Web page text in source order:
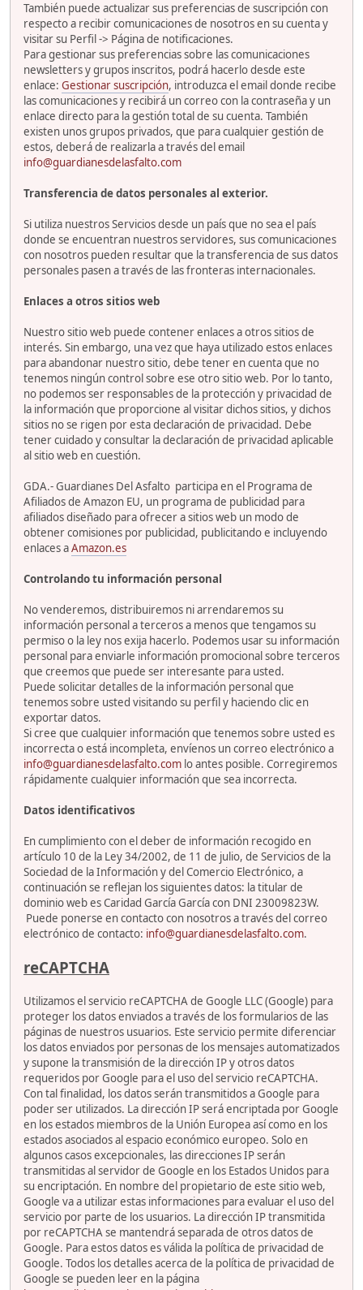
También puede actualizar sus preferencias de suscripción con
respecto a recibir comunicaciones de nosotros en su cuenta y
visitar su Perfil -> Página de notificaciones.
Para gestionar sus preferencias sobre las comunicaciones
newsletters y grupos inscritos, podrá hacerlo desde este
enlace: Gestionar suscripción, introduzca el email donde recibe
las comunicaciones y recibirá un correo con la contraseña y un
enlace directo para la gestión total de su cuenta. También
existen unos grupos privados, que para cualquier gestión de
estos, deberá de realizarla a través del email
info@guardianesdelasfalto.com
Transferencia de datos personales al exterior.
Si utiliza nuestros Servicios desde un país que no sea el país
donde se encuentran nuestros servidores, sus comunicaciones
con nosotros pueden resultar que la transferencia de sus datos
personales pasen a través de las fronteras internacionales.
Enlaces a otros sitios web
Nuestro sitio web puede contener enlaces a otros sitios de
interés. Sin embargo, una vez que haya utilizado estos enlaces
para abandonar nuestro sitio, debe tener en cuenta que no
tenemos ningún control sobre ese otro sitio web. Por lo tanto,
no podemos ser responsables de la protección y privacidad de
la información que proporcione al visitar dichos sitios, y dichos
sitios no se rigen por esta declaración de privacidad. Debe
tener cuidado y consultar la declaración de privacidad aplicable
al sitio web en cuestión.
GDA.- Guardianes Del Asfalto participa en el Programa de
Afiliados de Amazon EU, un programa de publicidad para
afiliados diseñado para ofrecer a sitios web un modo de
obtener comisiones por publicidad, publicitando e incluyendo
enlaces aAmazon.es
Controlando tu información personal
No venderemos, distribuiremos ni arrendaremos su
información personal a terceros a menos que tengamos su
permiso o la ley nos exija hacerlo. Podemos usar su información
personal para enviarle información promocional sobre terceros
que creemos que puede ser interesante para usted.
Puede solicitar detalles de la información personal que
tenemos sobre usted visitando su perfil y haciendo clic en
exportar datos.
Si cree que cualquier información que tenemos sobre usted es
incorrecta o está incompleta, envíenos un correo electrónico a
info@guardianesdelasfalto.com lo antes posible. Corregiremos
rápidamente cualquier información que sea incorrecta.
Datos identificativos
En cumplimiento con el deber de información recogido en
artículo 10 de la Ley 34/2002, de 11 de julio, de Servicios de la
Sociedad de la Información y del Comercio Electrónico, a
continuación se reflejan los siguientes datos: la titular de
dominio web es Caridad García García con DNI 23009823W.
Puede ponerse en contacto con nosotros a través del correo
electrónico de contacto: info@guardianesdelasfalto.com.
reCAPTCHA
Utilizamos el servicio reCAPTCHA de Google LLC (Google) para
proteger los datos enviados a través de los formularios de las
páginas de nuestros usuarios. Este servicio permite diferenciar
los datos enviados por personas de los mensajes automatizados
y supone la transmisión de la dirección IP y otros datos
requeridos por Google para el uso del servicio reCAPTCHA.
Con tal finalidad, los datos serán transmitidos a Google para
poder ser utilizados. La dirección IP será encriptada por Google
en los estados miembros de la Unión Europea así como en los
estados asociados al espacio económico europeo. Solo en
algunos casos excepcionales, las direcciones IP serán
transmitidas al servidor de Google en los Estados Unidos para
su encriptación. En nombre del propietario de este sitio web,
Google va a utilizar estas informaciones para evaluar el uso del
servicio por parte de los usuarios. La dirección IP transmitida
por reCAPTCHA se mantendrá separada de otros datos de
Google. Para estos datos es válida la política de privacidad de
Google. Todos los detalles acerca de la política de privacidad de
Google se pueden leer en la página